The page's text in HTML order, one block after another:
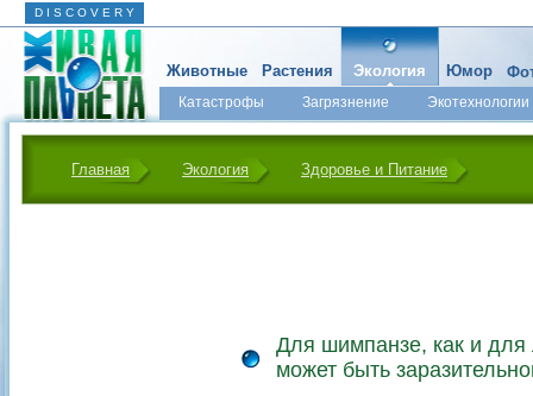
D I S C O V E R Y
Животные Растения Экология
Катастрофы Загрязнение Экотехнологии
Юмор
Главная Экология Здоровье и Питание
Для шимпанзе, как и для
может быть